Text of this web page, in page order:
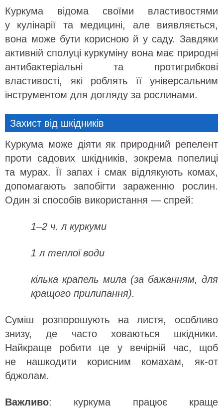
Куркума відома своїми властивостями
у кулінарії та медицині, але виявляється,
вона може бути корисною й у саду. Завдяки
активній сполуці куркуміну вона має природні
антибактеріальні та протигрибкові
властивості, які роблять її універсальним
інструментом для догляду за рослинами.
Захист від шкідників
Куркума може діяти як природний репелент
проти садових шкідників, зокрема попелиці
та мурах. Її запах і смак відлякують комах,
допомагають запобігти зараженню рослин.
Один зі способів використання — спрей:
1–2 ч. л куркуми
1 л теплої води
кілька крапель мила (за бажанням, для
кращого прилипання).
Суміш розпорошують на листя, особливо
знизу, де часто ховаються шкідники.
Найкраще робити це у вечірній час, щоб
не нашкодити корисним комахам, як-от
бджолам.
Важливо: куркума працює краще